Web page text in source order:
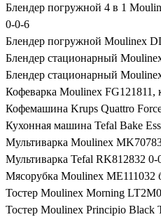
Блендер погружной 4 в 1
0-0-6
Блендер погружной Moulinex
Блендер стационарный
Блендер стационарный
Кофеварка Moulinex FG121811,
Кофемашина Krups Quattro
Кухонная машина Tefal Bake
Мультиварка Moulinex
Мультиварка Tefal RK812832 0-
Мясорубка Moulinex ME111032
Тостер Moulinex Morning
Тостер Moulinex Principio Black